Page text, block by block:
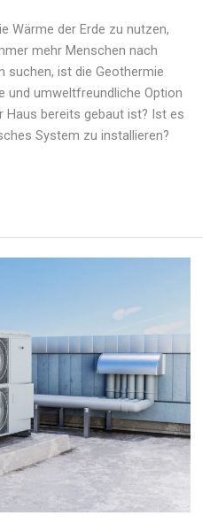
Wärme der Erde zu nutzen,
mehr Menschen nach
suchen, ist die Geothermie
und umweltfreundliche Option
Haus bereits gebaut ist? Ist es
System zu installieren?